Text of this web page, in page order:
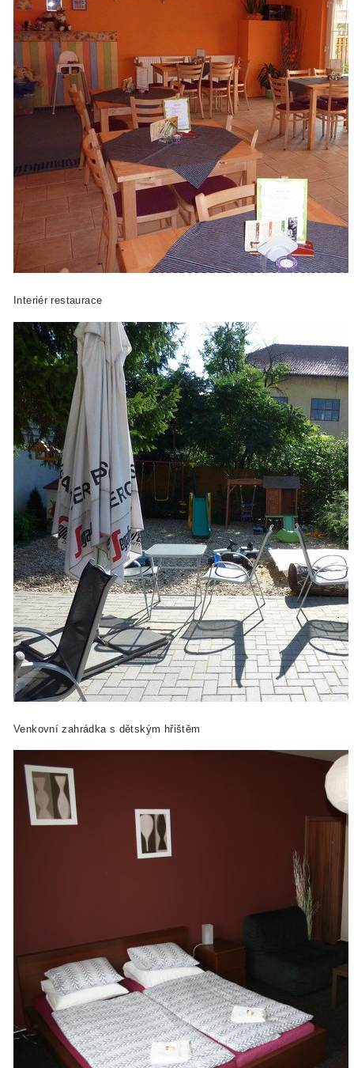
Interiér restaurace
Venkovní zahrádka s dětským hřištěm